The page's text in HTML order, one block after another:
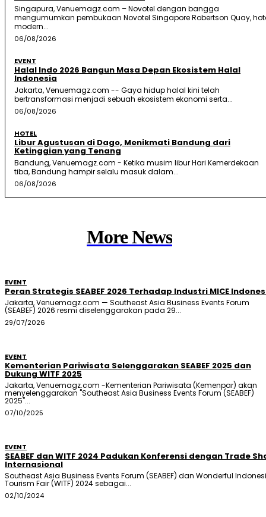
Singapura, Venuemagz.com – Novotel dengan bangga
mengumumkan pembukaan Novotel Singapore Robertson Quay,
modern...
06/08/2026
EVENT
Halal Indo 2026 Bangun Masa Depan Ekosistem Halal
Indonesia
Jakarta, Venuemagz.com -- Gaya hidup halal kini telah
bertransformasi menjadi sebuah ekosistem ekonomi serta...
06/08/2026
HOTEL
Libur Agustusan di Dago, Menikmati Bandung dari
Ketinggian yang Tenang
Bandung, Venuemagz.com - Ketika musim libur Hari Kemerdekaan
tiba, Bandung hampir selalu masuk dalam...
06/08/2026
More News
EVENT
Peran Strategis SEABEF 2026 Terhadap Industri MICE
Jakarta, Venuemagz.com — Southeast Asia Business Events Forum
(SEABEF) 2026 resmi diselenggarakan pada 29...
29/07/2026
EVENT
Kementerian Pariwisata Selenggarakan SEABEF 2025 dan
Dukung WITF 2025
Jakarta, Venuemagz.com -Kementerian Pariwisata (Kemenpar) akan
menyelenggarakan "Southeast Asia Business Events Forum (SEABEF)
2025"...
07/10/2025
EVENT
SEABEF dan WITF 2024 Padukan Konferensi dengan Trade
Internasional
Southeast Asia Business Events Forum (SEABEF) dan Wonderful
Tourism Fair (WITF) 2024 sebagai...
02/10/2024